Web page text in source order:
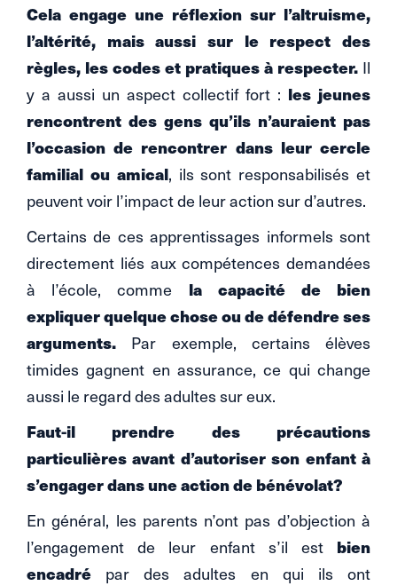
Cela engage une réflexion sur l’altruisme,
l’altérité, mais aussi sur le respect des
règles, les codes et pratiques à respecter. Il
y a aussi un aspect collectif fort : les jeunes
rencontrent des gens qu’ils n’auraient pas
l’occasion de rencontrer dans leur cercle
familial ou amical, ils sont responsabilisés et
peuvent voir l’impact de leur action sur d’autres.
Certains de ces apprentissages informels sont
directement liés aux compétences demandées
à l’école, comme la capacité de bien
expliquer quelque chose ou de défendre ses
arguments. Par exemple, certains élèves
timides gagnent en assurance, ce qui change
aussi le regard des adultes sur eux.
Faut-il prendre des précautions
particulières avant d’autoriser son enfant à
s’engager dans une action de bénévolat?
En général, les parents n’ont pas d’objection à
l’engagement de leur enfant s’il est bien
encadré par des adultes en qui ils ont